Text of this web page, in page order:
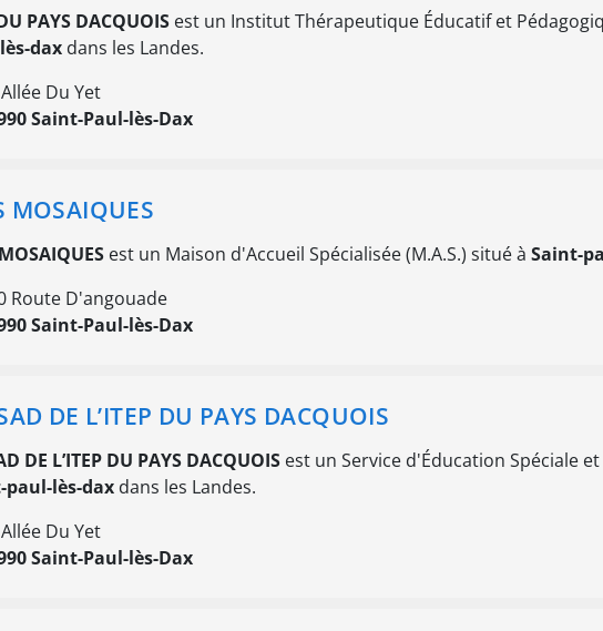
PAYS DACQUOIS est un Institut Thérapeutique Éducatif et
dax dans les Landes.
Du Yet
Saint-Paul-lès-Dax
MOSAIQUES
est un Maison d'Accueil Spécialisée (M.A.S.) situé à Saint-
Route D'angouade
Saint-Paul-lès-Dax
DE L’ITEP DU PAYS DACQUOIS
DE L’ITEP DU PAYS DACQUOIS est un Service d'Éducation Spéciale
paul-lès-dax dans les Landes.
Du Yet
Saint-Paul-lès-Dax